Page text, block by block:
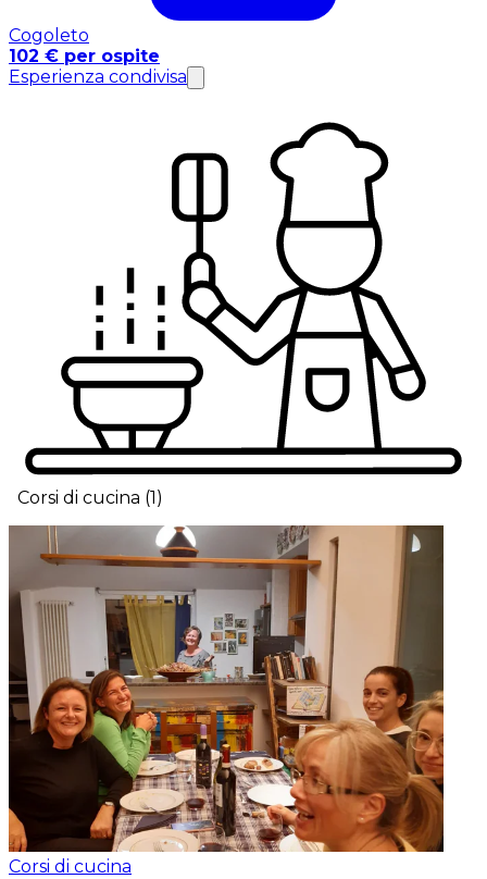
Cogoleto
102 € per ospite
Esperienza condivisa
Corsi di cucina (1 )
Corsi di cucina